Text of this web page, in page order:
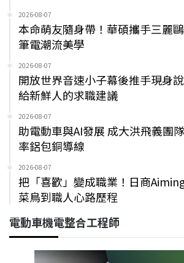
2026-08-07
本命萌友隨身帶！華碩攜手三麗
筆電潮流美學
2026-08-07
開放世界音速小子幕後推手現身
給新鮮人的求職建議
2026-08-07
助電動車與AI發展 成大洪飛義團
率鋁包銅導線
2026-08-07
把「喜歡」變成職業！日商
菜鳥到職人心路歷程
電動車機電整合工程師